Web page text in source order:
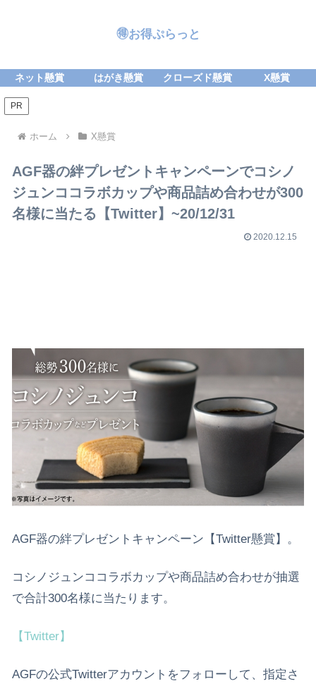
🉐お得ぷらっと
ネット懸賞 はがき懸賞 クローズド懸賞 X懸賞
PR
ホーム X懸賞
AGF器の絆プレゼントキャンペーンでコシノ
ジュンココラボカップや商品詰め合わせが300
名様に当たる【Twitter】~20/12/31
2020.12.15
AGF器の絆プレゼントキャンペーン【Twitter懸賞】。
コシノジュンココラボカップや商品詰め合わせが抽選
で合計300名様に当たります。
【Twitter】
AGFの公式Twitterアカウントをフォローして、指定さ